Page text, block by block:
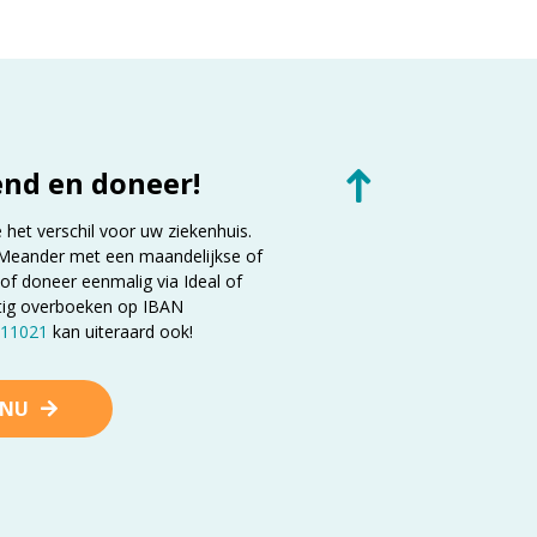
en doneer!
verschil voor uw ziekenhuis.
met een maandelijkse of
doneer eenmalig via Ideal of
overboeken op IBAN
kan uiteraard ook!